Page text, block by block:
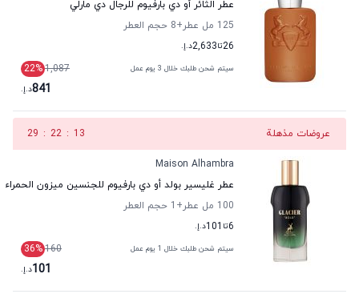
عطر الثائر أو دي بارفيوم للرجال دي مارلي
125 مل عطر
+8
حجم العطر
26تا2,633د.إ.
سيتم شحن طلبك خلال 3 يوم عمل 1,087
22%
841د.إ.
عروضات مذهلة 12
:
22
:
29
Maison Alhambra
عطر غليسير بولد أو دي بارفيوم للجنسين ميزون الحمراء
100 مل عطر
+1
حجم العطر
6تا 101د.إ.
سيتم شحن طلبك خلال 1 يوم عمل 160
36%
101د.إ.